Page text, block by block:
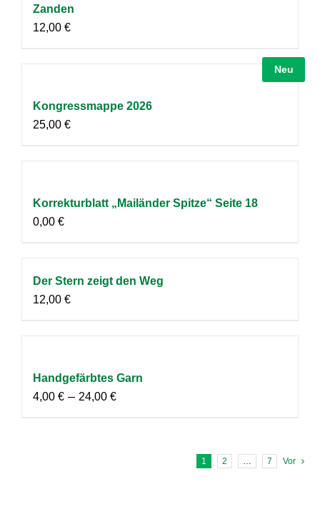
Zanden
12,00 €
Neu
Kongressmappe 2026
25,00 €
Korrekturblatt „Mailänder Spitze“ Seite 18
0,00 €
Der Stern zeigt den Weg
12,00 €
Handgefärbtes Garn
4,00 € – 24,00 €
1 2 7 Vor